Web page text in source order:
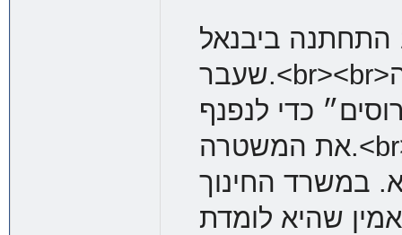
עוד נערה בת 15 התחתנה ביבנאל. <br>זה קרה בשבוע
שעבר.<br><br>על ההזמנה לא כתוב חתונה, הרי זה
כדי לנפנף
את המשטרה.<br><br>עוד לא סיימה תיכון, אבל סביר
במשרד החינוך
שהיא לומדת?